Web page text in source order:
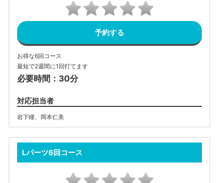
予約する
お得な6回コース
最短で2週間に1回打てます
必要時間：30分
対応担当者
岩下瞳 岡本仁美
Lパーツ6回コース